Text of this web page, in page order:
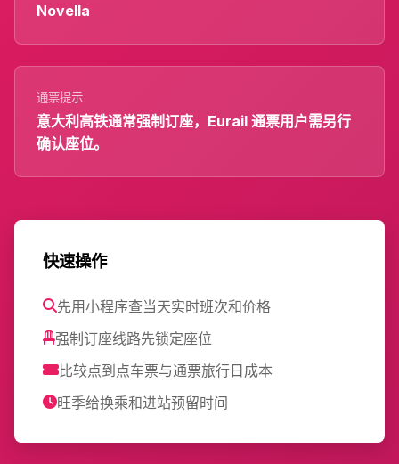
Novella
通票提示
意大利高铁通常强制订座，Eurail 通票用户需另行
确认座位。
快速操作
先用小程序查当天实时班次和价格
强制订座线路先锁定座位
比较点到点车票与通票旅行日成本
旺季给换乘和进站预留时间